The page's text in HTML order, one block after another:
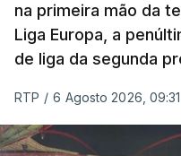
na primeira mão da
Liga Europa, a
de liga da segunda
RTP / 6 Agosto 2026, 09:31